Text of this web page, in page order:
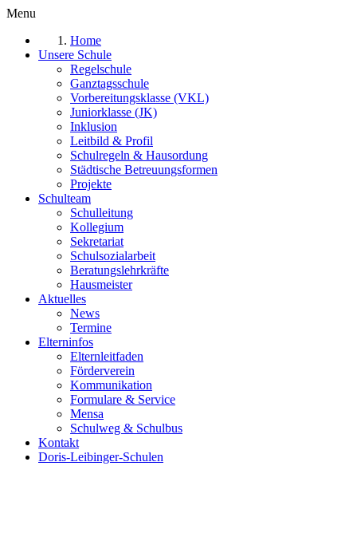
Menu
Home
Unsere Schule
Regelschule
Ganztagsschule
Vorbereitungsklasse (VKL)
Juniorklasse (JK)
Inklusion
Leitbild & Profil
Schulregeln & Hausordung
Städtische Betreuungsformen
Projekte
Schulteam
Schulleitung
Kollegium
Sekretariat
Schulsozialarbeit
Beratungslehrkräfte
Hausmeister
Aktuelles
News
Termine
Elterninfos
Elternleitfaden
Förderverein
Kommunikation
Formulare & Service
Mensa
Schulweg & Schulbus
Kontakt
Doris-Leibinger-Schulen